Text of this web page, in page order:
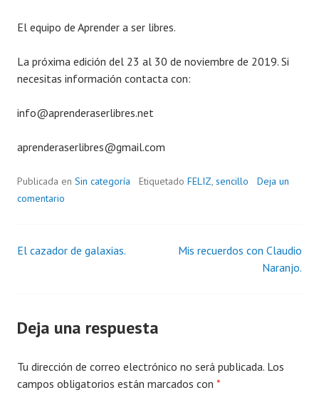
El equipo de Aprender a ser libres.
La próxima edición del 23 al 30 de noviembre de 2019. Si
necesitas información contacta con:
info@aprenderaserlibres.net
aprenderaserlibres@gmail.com
Publicada en Sin categoría Etiquetado FELIZ, sencillo
Deja un
comentario
Navegación
entradas
El cazador de galaxias.
Mis recuerdos con Claudio
Naranjo.
Deja una respuesta
Tu dirección de correo electrónico no será publicada. Los
campos obligatorios están marcados con *